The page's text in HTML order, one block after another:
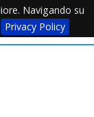
Navigando su
Privacy PolicyMenu